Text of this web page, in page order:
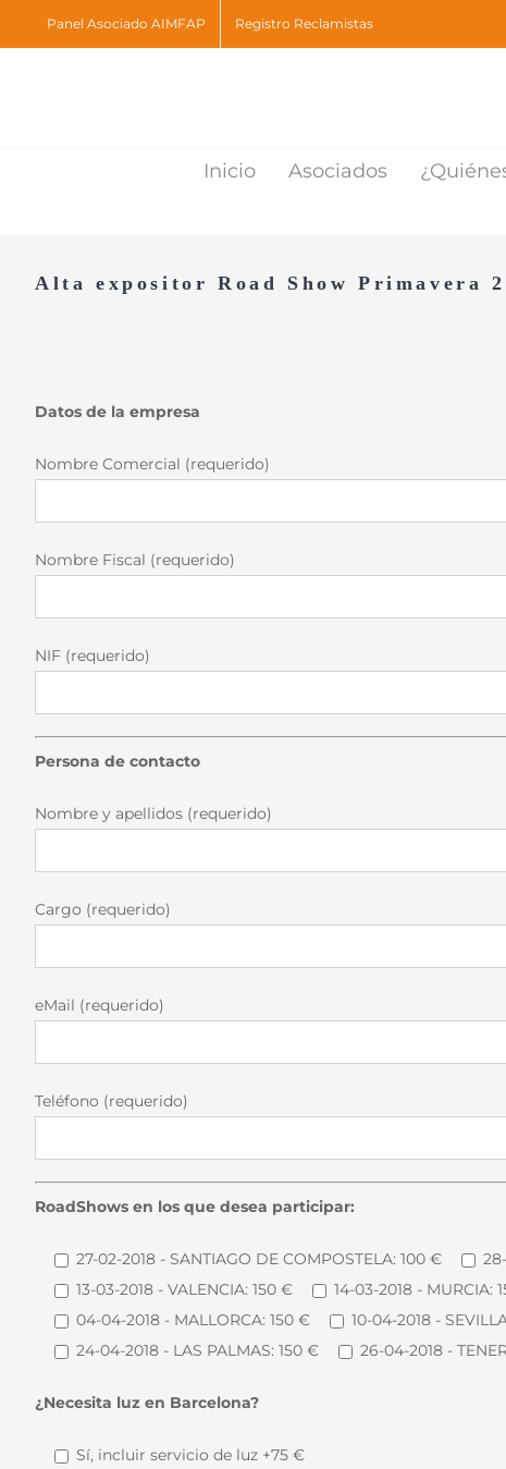
to
Panel Asociado AIMFAP Registro Reclamistas
Inicio Asociados
Alta expositor Road Show Primavera
Datos de la empresa
Nombre Comercial (requerido)
Nombre Fiscal (requerido)
NIF (requerido)
Persona de contacto
Nombre y apellidos (requerido)
Cargo (requerido)
eMail (requerido)
Teléfono (requerido)
RoadShows en los que desea participar:
27-02-2018 - SANTIAGO DE COMPOSTELA: 100 €
13-03-2018 - VALENCIA: 150 €
14-03-2018 - MURCIA:
04-04-2018 - MALLORCA: 150 €
10-04-2018 -
24-04-2018 - LAS PALMAS: 150 €
26-04-2018 -
¿Necesita luz en Barcelona?
Sí, incluir servicio de luz +75 €